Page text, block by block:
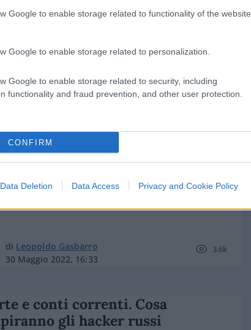
Google to enable storage related to functionality of the website
Google to enable storage related to personalization.
Google to enable storage related to security, including
functionality and fraud prevention, and other user protection.
CONFIRM
Data Deletion Data Access Privacy and Cookie Policy
di
BTCSentinel
29 Marzo 2023, 16:20
3.4k
hacker di Killnet attaccano
Anzi no..
di Leopoldo Gasbarro
30 Maggio 2022, 16:33
3.6k
e conti correnti. Cosa
gli hacker russi